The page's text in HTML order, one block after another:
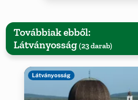
Továbbiak ebből:
Látványosság (23 darab)
Látványosság